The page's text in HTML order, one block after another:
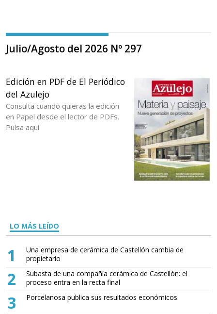
Julio/Agosto del 2026 Nº 297
Edición en PDF de El Periódico
del Azulejo
Consulta cuando quieras la edición
en Papel desde el lector de PDFs.
Pulsa aquí
LO MÁS LEÍDO
1
Una empresa de cerámica de Castellón cambia de
propietario
2
Subasta de una compañía cerámica de Castellón: el
proceso entra en la recta final
3 Porcelanosa publica sus resultados económicos